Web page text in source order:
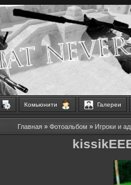
Комьюнити Галереи
Главная » Фотоальбом » Игроки и